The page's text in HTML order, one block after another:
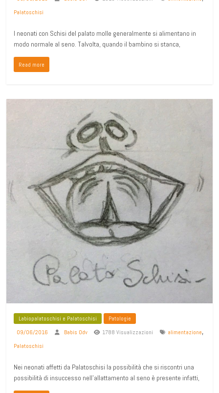
Palatoschisi
I neonati con Schisi del palato molle generalmente si alimentano in
modo normale al seno. Talvolta, quando il bambino si stanca,
Read more
Labiopalatoschisi e Palatoschisi
Patologie
09/06/2016
Babis Odv 1788 Visualizzazioni alimentazione,
Palatoschisi
Nei neonati affetti da Palatoschisi la possibilità che si riscontri una
possibilità di insuccesso nell’allattamento al seno è presente infatti,